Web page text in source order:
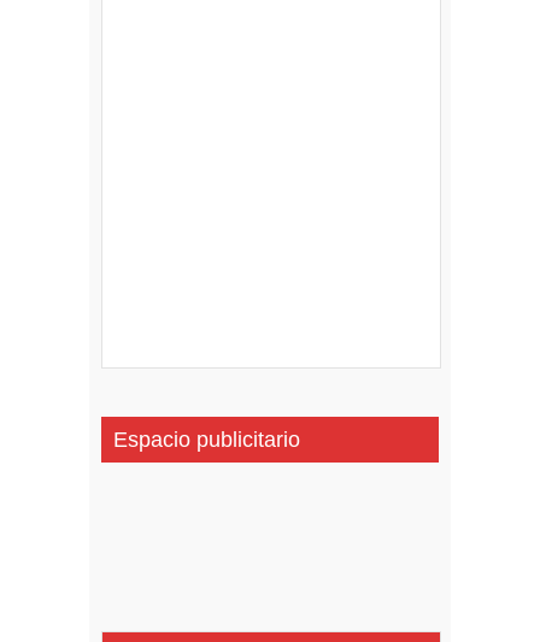
Espacio publicitario